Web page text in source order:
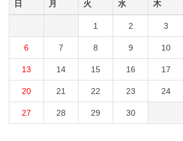
日 月 火 水 木
1 2 3
6 7 8 9 10
13 14 15 16 17
20 21 22 23 24
27 28 29 30